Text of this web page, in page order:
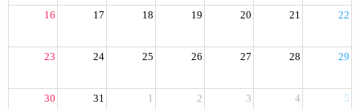
16 17 18 19 20 21 22
23 24 25 26 27 28 29
30 31 1 2 3 4 5